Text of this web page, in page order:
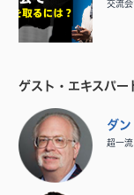
交流
ゲスト・エキスパー
ダン
超一